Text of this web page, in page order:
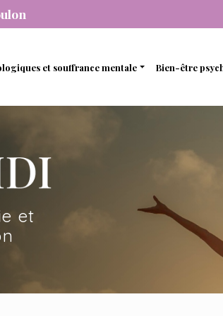
et souffrance mentale Bien-être
Estime de
et